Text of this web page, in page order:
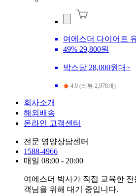
여에스더 다이어트
49% 29,800원
박스당 28,000원대~
4.9 (리뷰 2,978개)
회사소개
해외배송
온라인 고객센터
전문 영양상담센터
1588-4966
매일 08:00 - 20:00
여에스더 박사가 직접 교육한
객님을 위해 대기 중입니다.